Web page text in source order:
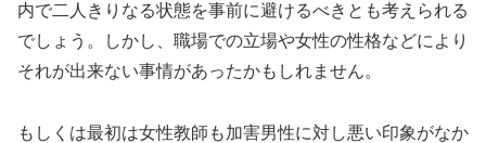
内で二人きりなる状態を事前に避けるべきとも考えられる
でしょう。しかし、職場での立場や女性の性格などにより
それが出来ない事情があったかもしれません。
もしくは最初は女性教師も加害男性に対し悪い印象がなか